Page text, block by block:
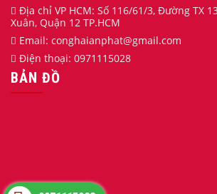
Địa chỉ VP HCM: Số 116/61/3, Đường TX
Xuân, Quận 12 TP.HCM
Email: conghaianphat@gmail.com
Điện thoại: 0971115028
BẢN ĐỒ